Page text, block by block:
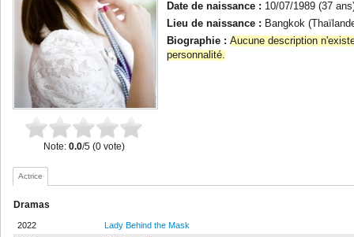
Note: 0.0/5 (0 vote)
Date de naissance : 10/07/1989 (37
Lieu de naissance : Bangkok
Biographie : Aucune description
personnalité.
Actrice
Dramas
2022
Lady Behind the Mask